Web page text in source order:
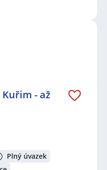
- až
Plný úvazek